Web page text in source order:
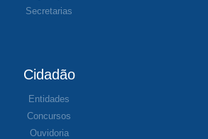
Secretarias
Cidadão
Entidades
Concursos
Ouvidoria